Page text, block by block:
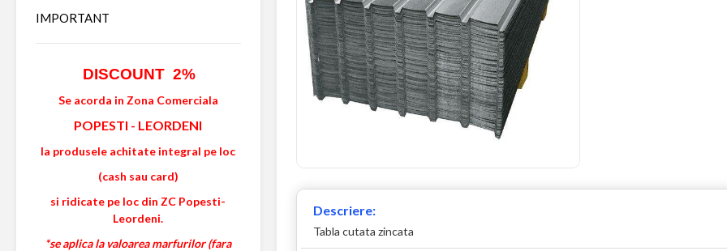
IMPORTANT
DISCOUNT 2%
Se acorda in Zona Comerciala
POPESTI - LEORDENI
la produsele achitate integral pe loc
(cash sau card)
si ridicate pe loc din ZC Popesti-
Leordeni.
*se aplica la valoarea marfurilor (fara
Descriere:
Tabla cutata zincata